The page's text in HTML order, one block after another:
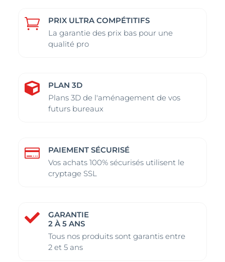

PRIX ULTRA COMPÉTITIFS
La garantie des prix bas pour une
qualité pro

PLAN 3D
Plans 3D de l'aménagement de vos
futurs bureaux

PAIEMENT SÉCURISÉ
Vos achats 100% sécurisés utilisent le
cryptage SSL

GARANTIE
2 À 5 ANS
Tous nos produits sont garantis entre
2 et 5 ans